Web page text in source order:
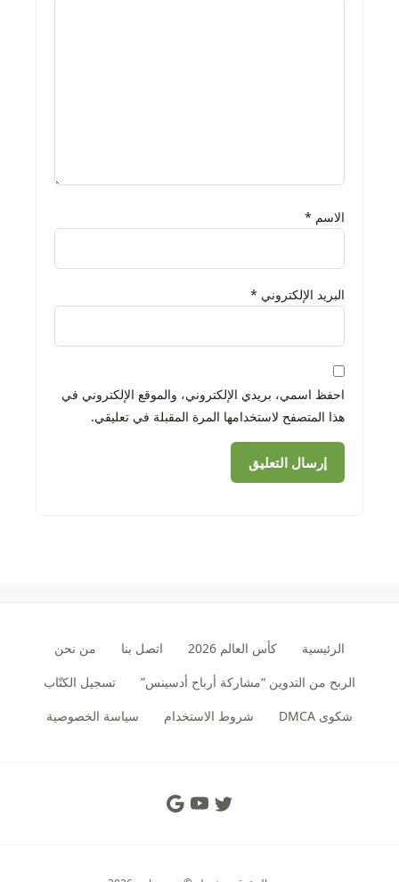
الاسم *
البريد الإلكتروني *
احفظ اسمي، بريدي الإلكتروني، والموقع الإلكتروني في
هذا المتصفح لاستخدامها المرة المقبلة في تعليقي.
الرئيسية كأس العالم 2026 اتصل بنا
من نحن
الربح من التدوين “مشاركة أرباح أدسينس”
تسجيل الكتّاب
شكوى DMCA
شروط الاستخدام سياسة الخصوصية
Social Links